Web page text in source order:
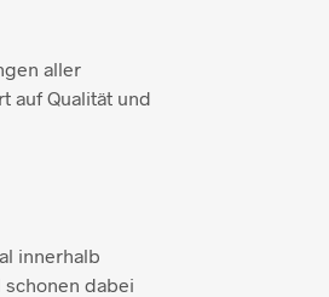
aller
auf Qualität und
innerhalb
dabei